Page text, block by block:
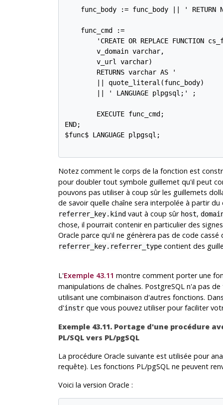
func_body := func_body || ' RETURN
    func_cmd :=
	v_domain varchar,
	v_url varchar)
END;
$func$ LANGUAGE plpgsql;
Notez comment le corps de la fonction est
pour doubler tout symbole guillemet qu'il peut
pouvons pas utiliser à coup sûr les guillemets
de savoir quelle chaîne sera interpolée à partir
referrer_key.kindvaut à coup sûr host,
chose, il pourrait contenir en particulier des
Oracle parce qu'il ne génèrera pas de code
referrer_key.referrer_typecontient des
L'Exemple 43.11 montre comment porter une
manipulations de chaînes. PostgreSQL n'a pas
utilisant une combinaison d'autres fonctions.
d'instrque vous pouvez utiliser pour faciliter
Exemple 43.11. Portage d'une procédure
PL/SQLvers PL/pgSQL
La procédure Oracle suivante est utilisée pour
requête). Les fonctions PL/pgSQL ne peuvent
Voici la version Oracle :